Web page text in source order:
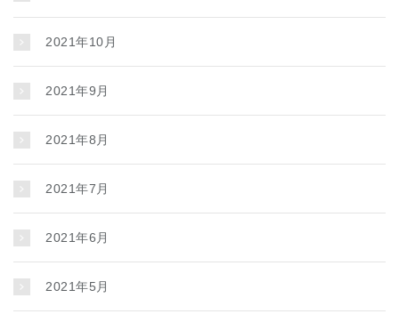
2021年10月
2021年9月
2021年8月
2021年7月
2021年6月
2021年5月